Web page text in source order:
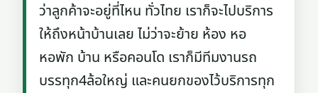
ว่าลูกค้าจะอยู่ที่ไหน ทั่วไทย เราก็จะไปบริการ
ให้ถึงหน้าบ้านเลย ไม่ว่าจะย้าย ห้อง หอ
หอพัก บ้าน หรือคอนโด เราก็มีทีมงานรถ
บรรทุก4ล้อใหญ่ และคนยกของไว้บริการทุก